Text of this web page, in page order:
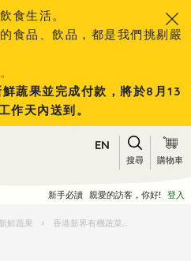
食生活。
食品、飲品，都是我們挑剔嚴
蔬果並完成付款，將於8月13
作天內送到。
EN
搜尋 購物車
新手必讀 親愛的訪客，你好! 登入
鮮蔬果 › 香港新界有機蔬菜水果